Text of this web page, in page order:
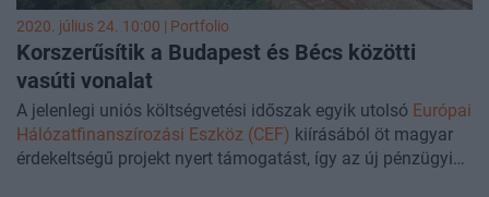
2020. július 24. 10:00 | Portfolio
Korszerűsítik a Budapest és Bécs közötti
vasúti vonalat
A jelenlegi uniós költségvetési időszak egyik utolsó Európai
Hálózatfinanszírozási Eszköz (CEF) kiírásából öt magyar
érdekeltségű projekt nyert támogatást, így az új pénzügyi